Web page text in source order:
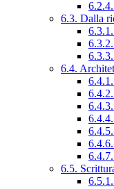
6.3. Dalla
6.4.
6.5.